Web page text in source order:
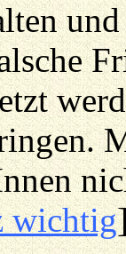
wichtig